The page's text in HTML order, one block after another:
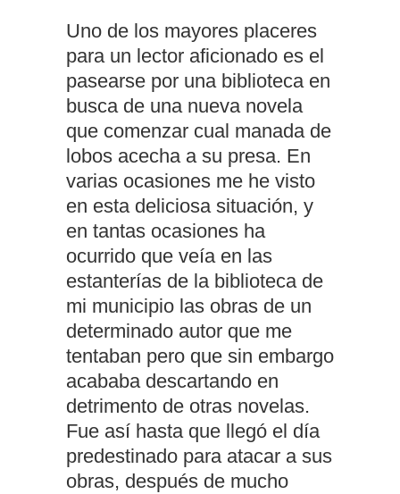
Uno de los mayores placeres
para un lector aficionado es el
pasearse por una biblioteca en
busca de una nueva novela
que comenzar cual manada de
lobos acecha a su presa. En
varias ocasiones me he visto
en esta deliciosa situación, y
en tantas ocasiones ha
ocurrido que veía en las
estanterías de la biblioteca de
mi municipio las obras de un
determinado autor que me
tentaban pero que sin embargo
acababa descartando en
detrimento de otras novelas.
Fue así hasta que llegó el día
predestinado para atacar a sus
obras, después de mucho